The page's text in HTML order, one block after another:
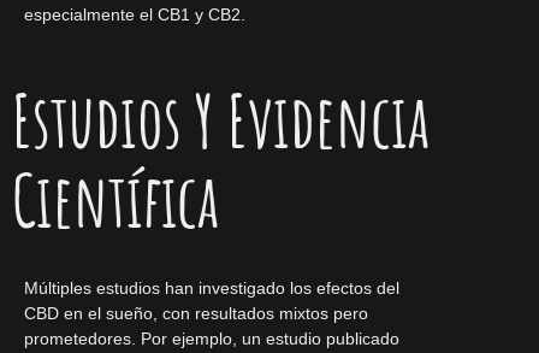
especialmente el CB1 y CB2.
Estudios Y Evidencia
Científica
Múltiples estudios han investigado los efectos del
CBD en el sueño, con resultados mixtos pero
prometedores. Por ejemplo, un estudio publicado